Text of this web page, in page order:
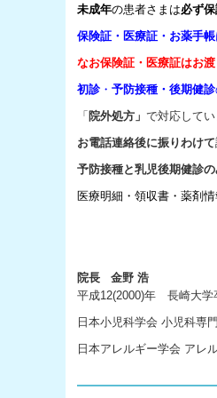
未成年の患者さまは必ず
保険証・医療証・お薬手帳
なお保険証・医療証はお
初診 ・ 予防接種・後期健診
「 院外処方」 で対応してい
お電話連絡後に振りわけて
予防接種と乳児後期健診
医療明細・領収書・薬剤
院長 金野 浩
平成12(2000)年 長崎大学
日本小児科学会 小児科専門
日本アレルギー学会 アレ